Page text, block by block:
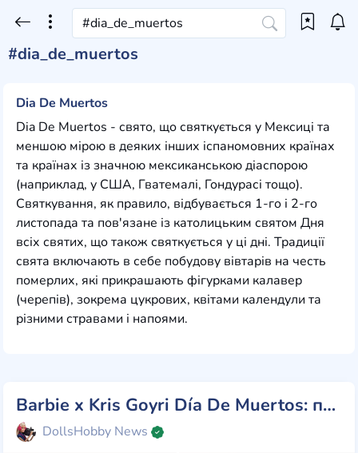
#dia_de_muertos
Dia De Muertos
Dia De Muertos - свято, що святкується у Мексиці та
меншою мірою в деяких інших іспаномовних країнах
та країнах із значною мексиканською діаспорою
(наприклад, у США, Гватемалі, Гондурасі тощо).
Святкування, як правило, відбувається 1-го і 2-го
листопада та пов'язане із католицьким святом Дня
всіх святих, що також святкується у ці дні. Традиції
свята включають в себе побудову вівтарів на честь
померлих, які прикрашають фігурками калавер
(черепів), зокрема цукрових, квітами календули та
різними стравами і напоями.
Barbie x Kris Goyri Día De Muertos: приголомшлива данина традиціям
DollsHobby News